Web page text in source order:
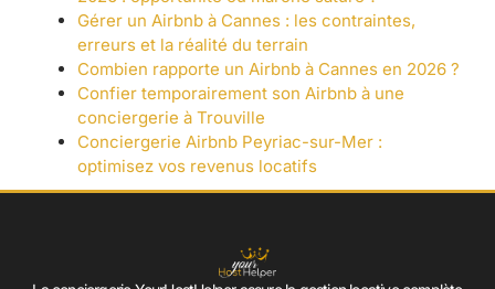
Gérer un Airbnb à Cannes : les contraintes,
erreurs et la réalité du terrain
Combien rapporte un Airbnb à Cannes en 2026 ?
Confier temporairement son Airbnb à une
conciergerie à Trouville
Conciergerie Airbnb Peyriac-sur-Mer :
optimisez vos revenus locatifs